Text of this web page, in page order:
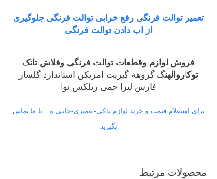
تعمیر توالت فرنگی رفع خرابی توالت فرنگی جلوگیری
از اب دادن توالت فرنگی
فروش لوازم وقطعات توالت فرنگی وفلاش تانک
توکاروالهنگ گروهه گبریت امریکن استاندارد گلسار
فارس لیرا جمی ریلکس نوا
برای استعلام قیمت و خرید لوازم یدکی-تعمیری-جانبی و .. با ما تماس
بگیرید
محصولات مرتبط